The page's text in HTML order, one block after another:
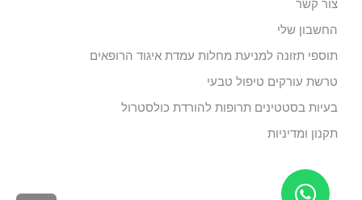
צור קשר
החשבון שלי
תוספי תזונה למניעת מחלות עמדת איגוד הרופאים
טרשת עורקים טיפול טבעי
בעיות בסטטינים תרופות להורדת כולסטרול
תקנון ומדיניות